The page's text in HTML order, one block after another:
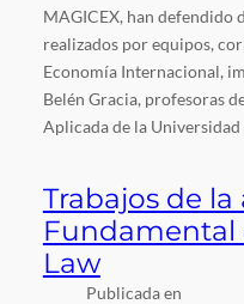
MAGICEX, han defendido
realizados por equipos,
Economía Internacional,
Belén Gracia, profesoras
Aplicada de la
Trabajos de
Fundamental
Law
Publicada en